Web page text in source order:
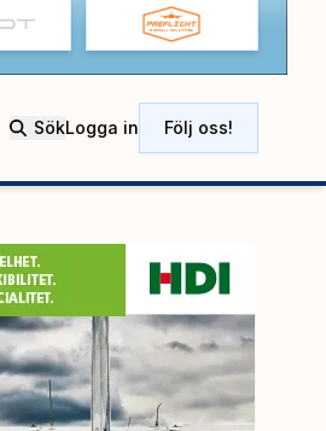
SökLogga in Följ oss!